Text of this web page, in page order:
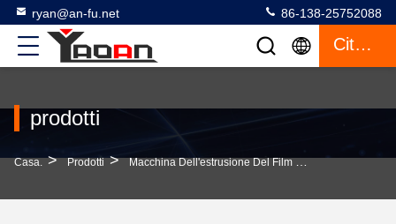
ryan@an-fu.net 86-138-25752088
Citazione
prodotti
Casa. > Prodotti > Macchina Dell'estrusione Del Film Della Colata >